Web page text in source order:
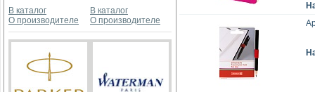
В каталог
О производителе
В каталог
О производителе